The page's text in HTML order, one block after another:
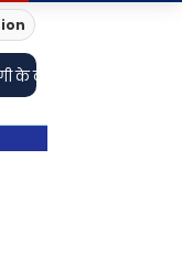
ने आरोपों की जांच शुरू की